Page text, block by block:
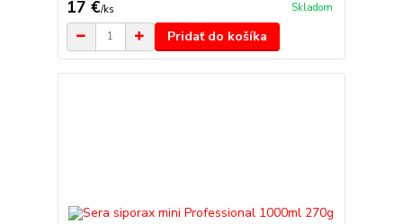
17 €/ks Skladom
Pridať do košíka